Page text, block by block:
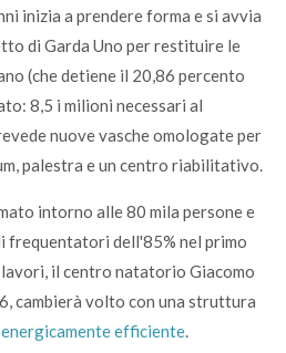
inizia a prendere forma e si avvia
di Garda Uno per restituire le
(che detiene il 20,86 percento
8,5 i milioni necessari al
nuove vasche omologate per
palestra e un centro riabilitativo.
intorno alle 80 mila persone e
frequentatori dell'85% nel primo
il centro natatorio Giacomo
cambierà volto con una struttura
energicamente efficiente.